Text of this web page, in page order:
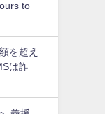
to
を超え
は詐